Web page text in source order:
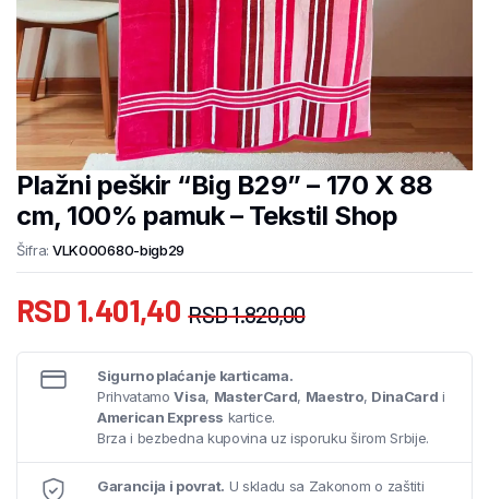
Plažni peškir “Big B29” – 170 X 88
cm, 100% pamuk – Tekstil Shop
Šifra: VLK000680-bigb29
RSD1.820,00
RSD 1.401,40
Sigurno plaćanje karticama.
PrihvatamoVisa, MasterCard, Maestro, DinaCard i
American Express kartice.
Brza i bezbedna kupovina uz isporuku širom Srbije.
Garancija i povrat. U skladu sa Zakonom o zaštiti